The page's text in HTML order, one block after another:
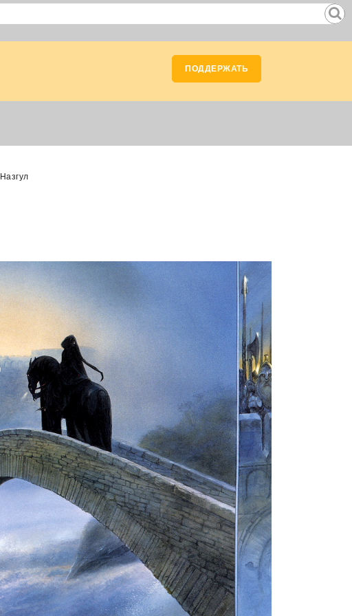
ПОДДЕРЖАТЬ
Назгул